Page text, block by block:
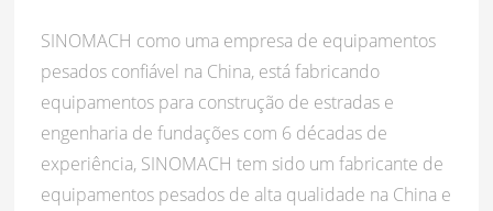
SINOMACH como uma empresa de equipamentos
pesados confiável na China, está fabricando
equipamentos para construção de estradas e
engenharia de fundações com 6 décadas de
experiência, SINOMACH tem sido um fabricante de
equipamentos pesados de alta qualidade na China e